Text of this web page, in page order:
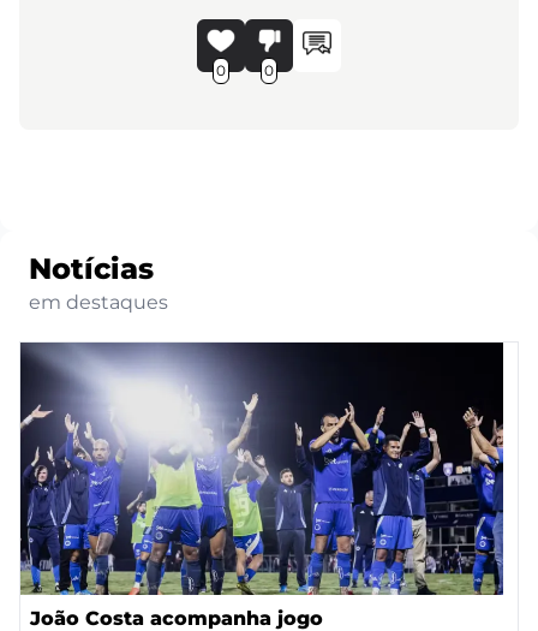
0 0
Notícias
em destaques
João Costa acompanha jogo